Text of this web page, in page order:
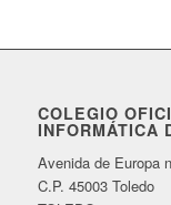
COLEGIO
INFORMÁTICA
Avenida de Europa
C.P. 45003 Toledo